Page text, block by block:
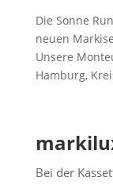
Die Sonne
neuen
Unsere
Hamburg,
Bei der